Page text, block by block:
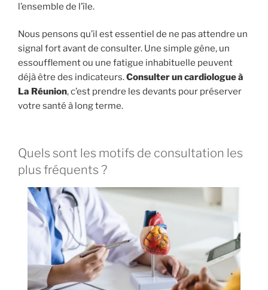
l’ensemble de l’île.
Nous pensons qu’il est essentiel de ne pas attendre un
signal fort avant de consulter. Une simple gêne, un
essoufflement ou une fatigue inhabituelle peuvent
déjà être des indicateurs.Consulter un cardiologue à
La Réunion, c’est prendre les devants pour préserver
votre santé à long terme.
Quels sont les motifs de consultation les
plus fréquents ?